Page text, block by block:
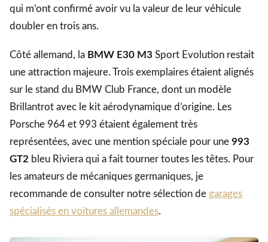
qui m’ont confirmé avoir vu la valeur de leur véhicule
doubler en trois ans.
Côté allemand, la BMW E30 M3 Sport Evolution restait
une attraction majeure. Trois exemplaires étaient alignés
sur le stand du BMW Club France, dont un modèle
Brillantrot avec le kit aérodynamique d’origine. Les
Porsche 964 et 993 étaient également très
représentées, avec une mention spéciale pour une 993
GT2 bleu Riviera qui a fait tourner toutes les têtes. Pour
les amateurs de mécaniques germaniques, je
recommande de consulter notre sélection de garages
spécialisés en voitures allemandes.